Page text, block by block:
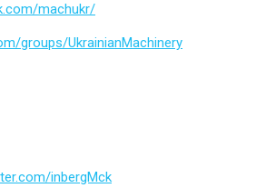
machukr/
groups/UkrainianMachinery
inbergMck